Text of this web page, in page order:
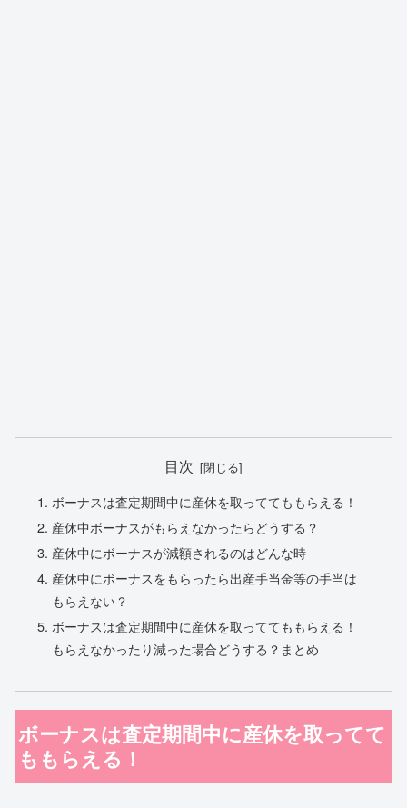
目次
ボーナスは査定期間中に産休を取っててももらえる！
産休中ボーナスがもらえなかったらどうする？
産休中にボーナスが減額されるのはどんな時
産休中にボーナスをもらったら出産手当金等の手当は
もらえない？
ボーナスは査定期間中に産休を取っててももらえる！
もらえなかったり減った場合どうする？まとめ
ボーナスは査定期間中に産休を取ってて
ももらえる！